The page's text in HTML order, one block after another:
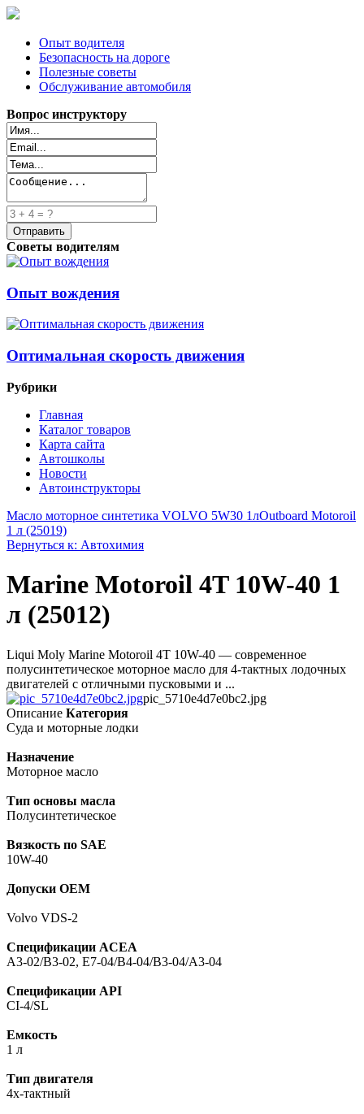
Опыт водителя
Безопасность на дороге
Полезные советы
Обслуживание автомобиля
Вопрос инструктору
Советы водителям
Опыт вождения
Оптимальная скорость движения
Рубрики
Главная
Каталог товаров
Карта сайта
Автошколы
Новости
Автоинструкторы
Масло моторное синтетика VOLVO 5W30 1лOutboard Motoroil
1 л (25019)
Вернуться к: Автохимия
Marine Motoroil 4T 10W-40 1
л (25012)
Liqui Moly Marine Motoroil 4T 10W-40 — современное
полусинтетическое моторное масло для 4-тактных лодочных
двигателей с отличными пусковыми и ...
pic_5710e4d7e0bc2.jpg
Описание Категория
Суда и моторные лодки
Назначение
Моторное масло
Тип основы масла
Полусинтетическое
Вязкость по SAE
10W-40
Допуски ОЕМ
Volvo VDS-2
Спецификации ACEA
A3-02/B3-02, E7-04/B4-04/B3-04/A3-04
Спецификации API
CI-4/SL
Емкость
1 л
Тип двигателя
4х-тактный